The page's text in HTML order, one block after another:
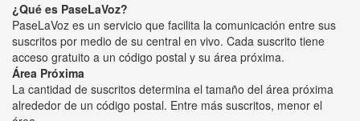
¿Qué es PaseLaVoz?
PaseLaVoz es un servicio que facilita la comunicación entre sus
suscritos por medio de su central en vivo. Cada suscrito tiene
acceso gratuito a un código postal y su área próxima.
Área Próxima
La cantidad de suscritos determina el tamaño del área próxima
alrededor de un código postal. Entre más suscritos, menor el